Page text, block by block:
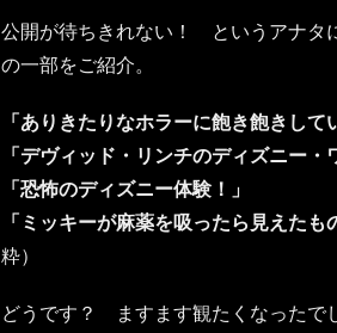
公開が待ちきれない！ というアナタ
の一部をご紹介。
「ありきたりなホラーに飽き飽きして
「デヴィッド・リンチのディズニー・
「恐怖のディズニー体験！」
「ミッキーが麻薬を吸ったら見えたも
粋）
どうです？ ますます観たくなったで